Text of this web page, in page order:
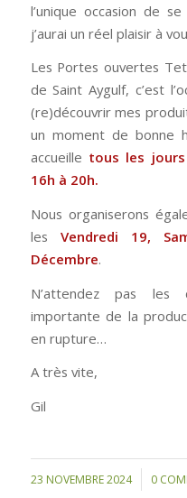
l’unique occasion de
j’aurai un réel plaisir à
Les Portes ouvertes
de Saint Aygulf, c’est
(re)découvrir mes
un moment de bonne
accueille tous les
16h à 20h.
Nous organiserons
les Vendredi 19,
Décembre.
N’attendez pas
importante de la
en rupture…
A très vite,
Gil
23 NOVEMBRE 2024
/ 0